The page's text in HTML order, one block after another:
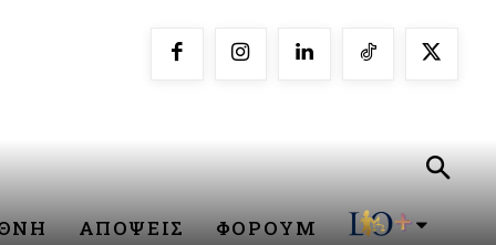
ΑΠΟΨΕΙΣ ΦΟΡΟΥΜ